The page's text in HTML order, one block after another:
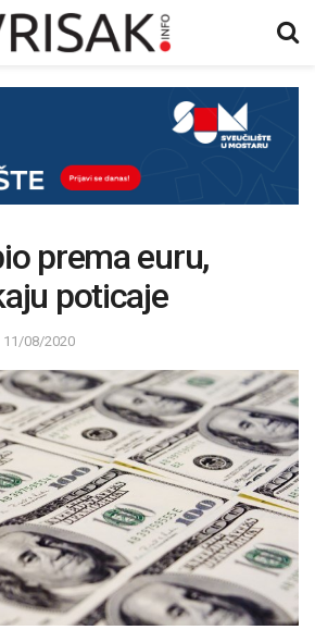
prema euru,
poticaje
11/08/2020